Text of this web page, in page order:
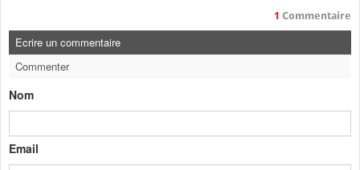
1 Commentaire
Ecrire un commentaire
Commenter
Nom
Email